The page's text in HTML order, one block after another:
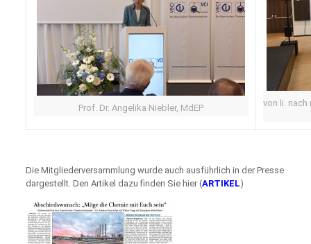
Prof. Dr. Angelika Niebler, MdEP von li. nach
Die Mitgliederversammlung wurde auch ausführlich in der Presse
dargestellt. Den Artikel dazu finden Sie hier (ARTIKEL)